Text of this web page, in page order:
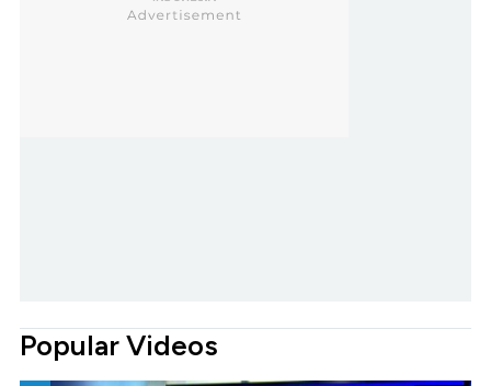
Popular Videos